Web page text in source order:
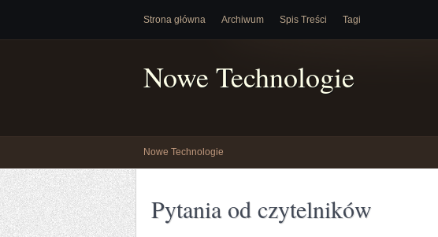
Strona główna Archiwum Spis Treści Tagi
Nowe Technologie
Nowe Technologie
Pytania od czytelników